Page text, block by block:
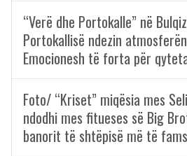
“Verë dhe Portokalle” në
Portokallisë ndezin
Emocionesh të forta për
Foto/ “Kriset” miqësia mes
ndodhi mes fitueses së Big
banorit të shtëpisë më të